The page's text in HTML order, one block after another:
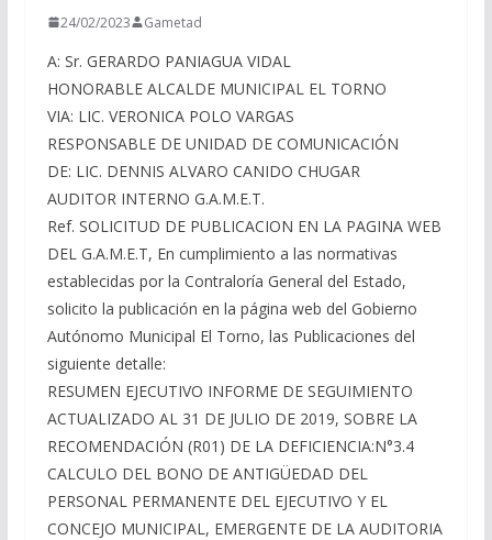
24/02/2023 Gametad
A: Sr. GERARDO PANIAGUA VIDAL
HONORABLE ALCALDE MUNICIPAL EL TORNO
VIA: LIC. VERONICA POLO VARGAS
RESPONSABLE DE UNIDAD DE COMUNICACIÓN
DE: LIC. DENNIS ALVARO CANIDO CHUGAR
AUDITOR INTERNO G.A.M.E.T.
Ref. SOLICITUD DE PUBLICACION EN LA PAGINA WEB
DEL G.A.M.E.T, En cumplimiento a las normativas
establecidas por la Contraloría General del Estado,
solicito la publicación en la página web del Gobierno
Autónomo Municipal El Torno, las Publicaciones del
siguiente detalle:
RESUMEN EJECUTIVO INFORME DE SEGUIMIENTO
ACTUALIZADO AL 31 DE JULIO DE 2019, SOBRE LA
RECOMENDACIÓN (R01) DE LA DEFICIENCIA:N°3.4
CALCULO DEL BONO DE ANTIGÜEDAD DEL
PERSONAL PERMANENTE DEL EJECUTIVO Y EL
CONCEJO MUNICIPAL, EMERGENTE DE LA AUDITORIA